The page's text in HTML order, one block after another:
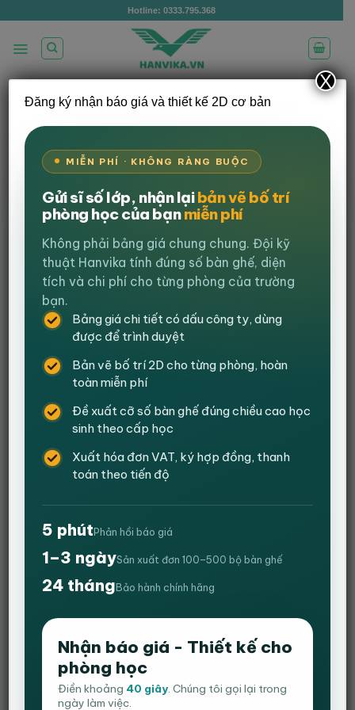
qua
dung
Hotline: 0333.795.368
TRANG CHỦ / COMBO BÀN GHẾ GAMING
Combo bàn Ikea 1 hộc tủ 1m4 và Ghế
gaming V2-màu đen
4,000,000
Giá
gốc
là:
4,000,000 ₫.
3,950,000 Giá
hiện
là:
1-Ghế gaming V2
+ Ghế có thể ngả được 180 độ, tay ghế rời nâng hạ.
Đăng ký nhận báo giá và thiết kế 2D cơ bản
MIỄN PHÍ · KHÔNG RÀNG BUỘC
Gửi sĩ số lớp, nhận lạibản vẽ bố trí
phòng học của bạnmiễn phí
Không phải bảng giá chung chung. Đội kỹ
thuật Hanvika tính đúng số bàn ghế, diện
tích và chi phí cho từng phòng của trường
bạn.
Bảng giá chi tiết có dấu công ty, dùng
được để trình duyệt
Bản vẽ bố trí 2D cho từng phòng, hoàn
toàn miễn phí
Đề xuất cỡ số bàn ghế đúng chiều cao học
sinh theo cấp học
Xuất hóa đơn VAT, ký hợp đồng, thanh
toán theo tiến độ
5 phútPhản hồi báo giá
1–3 ngàySản xuất đơn 100–500 bộ bàn ghế
24 thángBảo hành chính hãng
Nhận báo giá - Thiết kế cho
phòng học
Điền khoảng 40 giây. Chúng tôi gọi lại trong
ngày làm việc.
X